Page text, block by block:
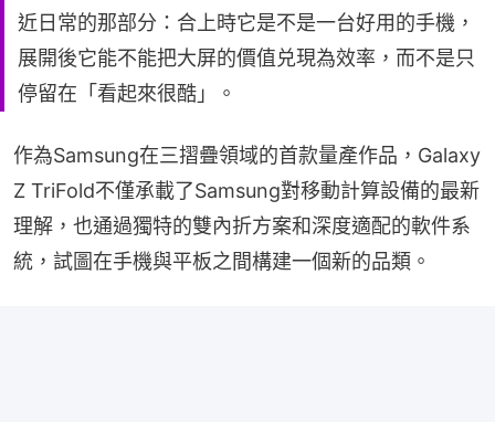
近日常的那部分：合上時它是不是一台好用的手機，
展開後它能不能把大屏的價值兑現為效率，而不是只
停留在「看起來很酷」。
作為Samsung在三摺疊領域的首款量產作品，Galaxy
Z TriFold不僅承載了Samsung對移動計算設備的最新
理解，也通過獨特的雙內折方案和深度適配的軟件系
統，試圖在手機與平板之間構建一個新的品類。